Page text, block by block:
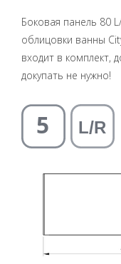
Боковая панель 80
облицовки ванны
входит в комплект,
докупать не нужно!